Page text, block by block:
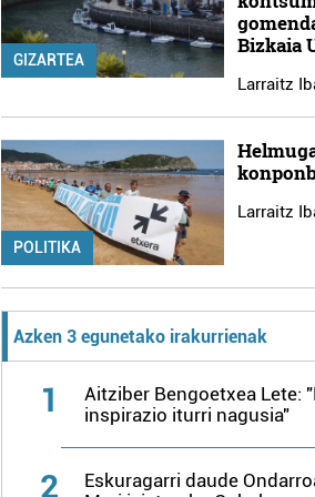
GIZARTEA
Bizkaia
Larraitz
POLITIKA
Larraitz
Azken 3 egunetako irakurrienak
1
Aitziber Bengoetxea Lete:
inspirazio iturri nagusia"
2
Eskuragarri daude